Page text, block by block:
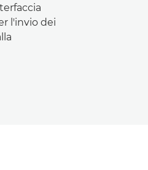
l'invio dei